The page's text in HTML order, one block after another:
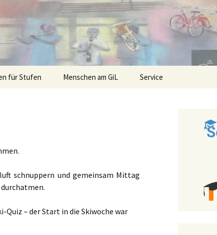
für Stufen Menschen am GiL Service
schnuppern und gemeinsam Mittag
Quiz – der Start in die Skiwoche war